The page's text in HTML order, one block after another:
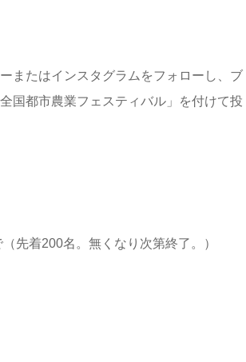
またはインスタグラムをフォローし、ブ
国都市農業フェスティバル」を付けて投
先着200名。無くなり次第終了。）